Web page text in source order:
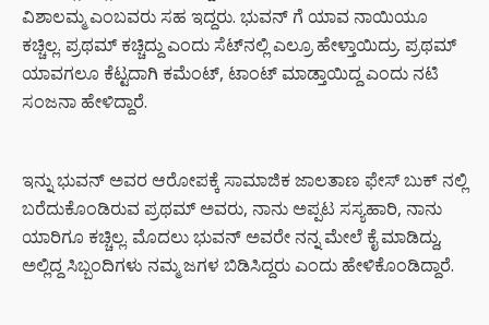
ವಿಶಾಲಮ್ಮ ಎಂಬವರು ಸಹ ಇದ್ದರು. ಭುವನ್ ಗೆ ಯಾವ ನಾಯಿಯೂ
ಕಚ್ಚಿಲ್ಲ. ಪ್ರಥಮ್ ಕಚ್ಚಿದ್ದು ಎಂದು ಸೆಟ್‍ನಲ್ಲಿ ಎಲ್ರೂ ಹೇಳ್ತಾಯಿದ್ರು. ಪ್ರಥಮ್
ಯಾವಗಲೂ ಕೆಟ್ಟದಾಗಿ ಕಮೆಂಟ್, ಟಾಂಟ್ ಮಾಡ್ತಾಯಿದ್ದ ಎಂದು ನಟಿ
ಸಂಜನಾ ಹೇಳಿದ್ದಾರೆ.
ಇನ್ನು ಭುವನ್ ಅವರ ಆರೋಪಕ್ಕೆ ಸಾಮಾಜಿಕ ಜಾಲತಾಣ ಫೇಸ್ ಬುಕ್ ನಲ್ಲಿ
ಬರೆದುಕೊಂಡಿರುವ ಪ್ರಥಮ್ ಅವರು, ನಾನು ಅಪ್ಪಟ ಸಸ್ಯಹಾರಿ, ನಾನು
ಯಾರಿಗೂ ಕಚ್ಚಿಲ್ಲ. ಮೊದಲು ಭುವನ್ ಅವರೇ ನನ್ನ ಮೇಲೆ ಕೈ ಮಾಡಿದ್ದು,
ಅಲ್ಲಿದ್ದ ಸಿಬ್ಬಂದಿಗಳು ನಮ್ಮ ಜಗಳ ಬಿಡಿಸಿದ್ದರು ಎಂದು ಹೇಳಿಕೊಂಡಿದ್ದಾರೆ.